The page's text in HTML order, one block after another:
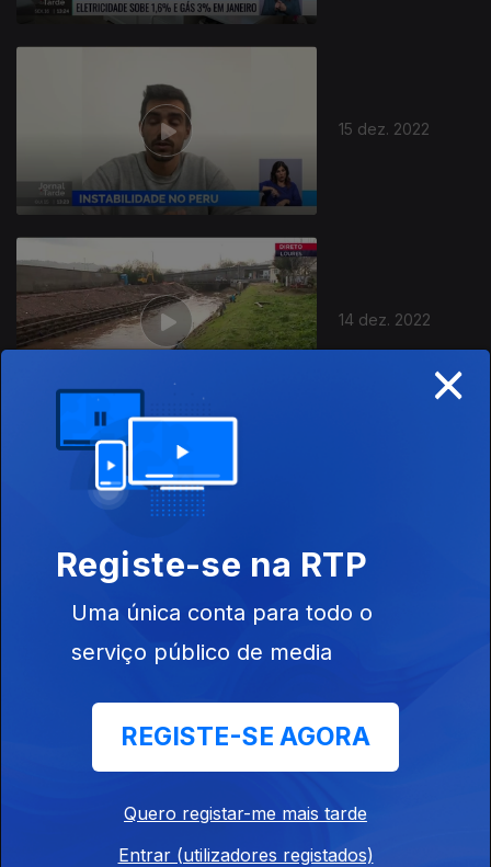
15 dez. 2022
14 dez. 2022
11 dez. 2022
×
Registe-se na RTP
Uma única conta para todo o
serviço público de media
REGISTE-SE AGORA
Quero registar-me mais tarde
Entrar (utilizadores registados)